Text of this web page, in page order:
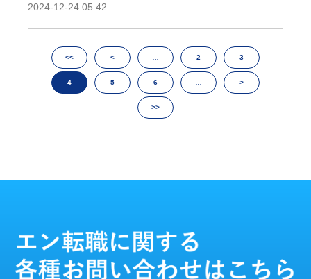
2024-12-24 05:42
<< < 2 3
4 5 6 >
>>